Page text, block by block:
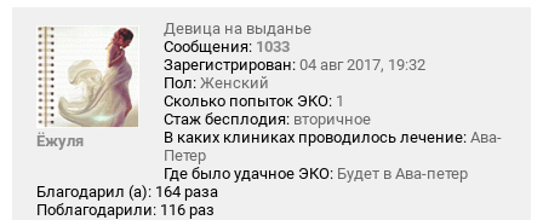
Ёжуля
Девица на выданье
Сообщения: 1033
Зарегистрирован: 04 авг 2017, 19:32
Пол: Женский
Сколько попыток ЭКО: 1
Стаж бесплодия: вторичное
В каких клиниках проводилось лечение: Ава-
Петер
Где было удачное ЭКО: Будет в Ава-петер
Благодарил (а): 164 раза
Поблагодарили: 116 раз